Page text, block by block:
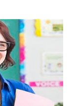
E
Você pensa Você
os
tem limites
pois… É nervoso